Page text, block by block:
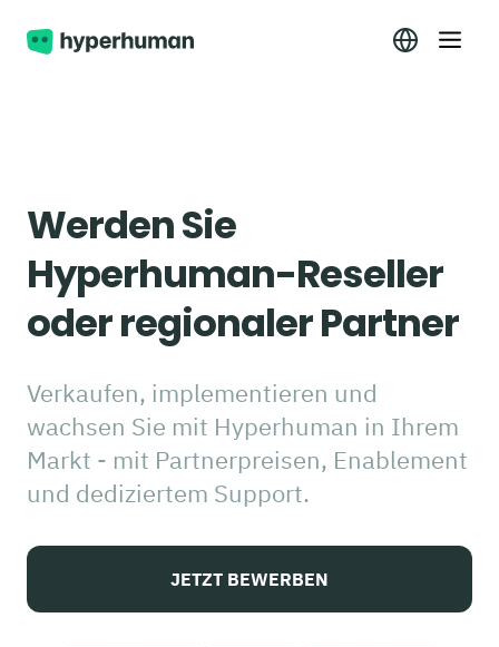
Werden Sie
Hyperhuman-Reseller
oder regionaler Partner
Verkaufen, implementieren und
wachsen Sie mit Hyperhuman in Ihrem
Markt - mit Partnerpreisen, Enablement
und dediziertem Support.
JETZT BEWERBEN